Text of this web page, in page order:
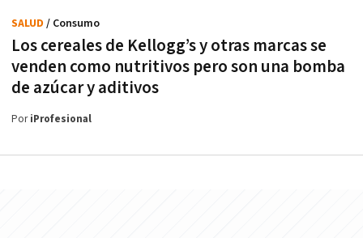
Los cereales de Kellogg’s y otras marcas se
venden como nutritivos pero son una bomba
de azúcar y aditivos
SALUD / Consumo
PoriProfesional